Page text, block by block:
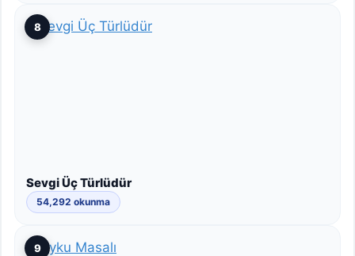
8
Sevgi Üç Türlüdür
54,292 okunma
9